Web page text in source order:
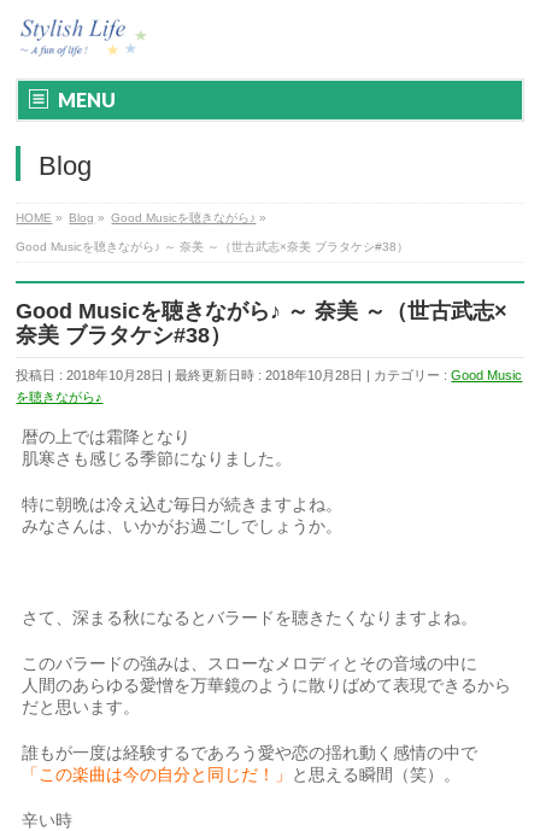
MENU
Blog
HOME » Blog » Good Musicを聴きながら♪ »
Good Musicを聴きながら♪ ～ 奈美 ～（世古武志×奈美 ブラタケシ#38）
Good Musicを聴きながら♪ ～ 奈美 ～（世古武志×
奈美 ブラタケシ#38）
投稿日 : 2018年10月28日 最終更新日時 : 2018年10月28日 カテゴリー :Good Music
を聴きながら♪
暦の上では霜降となり
肌寒さも感じる季節になりました。
特に朝晩は冷え込む毎日が続きますよね。
みなさんは、いかがお過ごしでしょうか。
さて、深まる秋になるとバラードを聴きたくなりますよね。
このバラードの強みは、スローなメロディとその音域の中に
人間のあらゆる愛憎を万華鏡のように散りばめて表現できるから
だと思います。
誰もが一度は経験するであろう愛や恋の揺れ動く感情の中で
「この楽曲は今の自分と同じだ！」 と思える瞬間（笑）。
辛い時